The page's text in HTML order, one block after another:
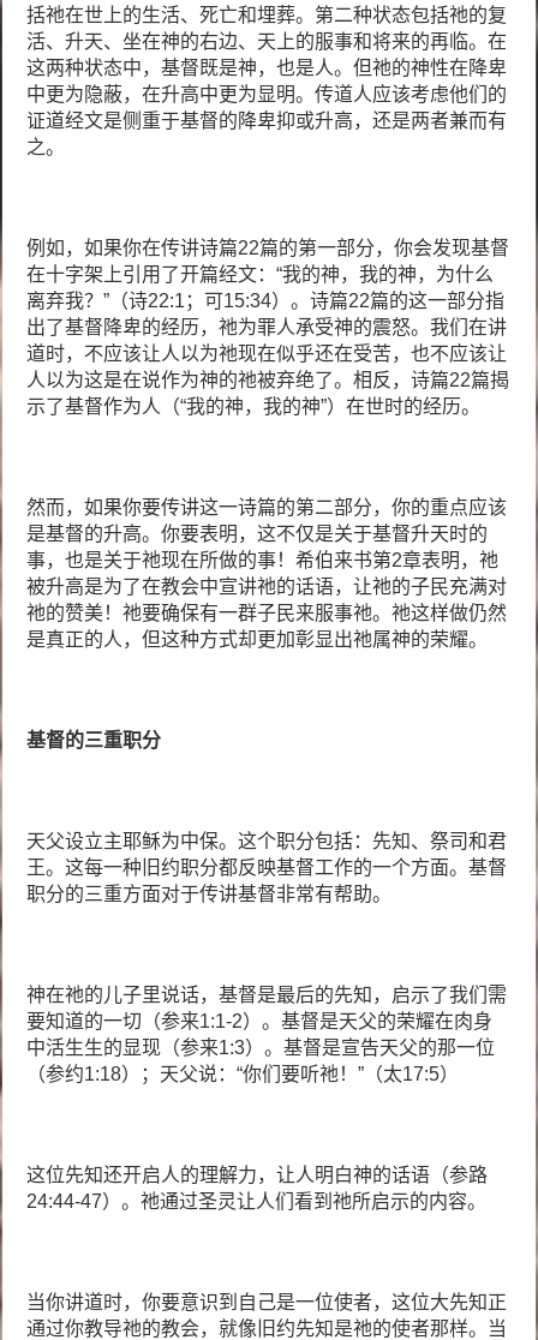
括祂在世上的生活、死亡和埋葬。第二种状态包括祂的复
活、升天、坐在神的右边、天上的服事和将来的再临。在
这两种状态中，基督既是神，也是人。但祂的神性在降卑
中更为隐蔽，在升高中更为显明。传道人应该考虑他们的
证道经文是侧重于基督的降卑抑或升高，还是两者兼而有
之。
例如，如果你在传讲诗篇22篇的第一部分，你会发现基督
在十字架上引用了开篇经文：“我的神，我的神，为什么
离弃我？”（诗22:1；可15:34）。诗篇22篇的这一部分指
出了基督降卑的经历，祂为罪人承受神的震怒。我们在讲
道时，不应该让人以为祂现在似乎还在受苦，也不应该让
人以为这是在说作为神的祂被弃绝了。相反，诗篇22篇揭
示了基督作为人（“我的神，我的神”）在世时的经历。
然而，如果你要传讲这一诗篇的第二部分，你的重点应该
是基督的升高。你要表明，这不仅是关于基督升天时的
事，也是关于祂现在所做的事！希伯来书第2章表明，祂
被升高是为了在教会中宣讲祂的话语，让祂的子民充满对
祂的赞美！祂要确保有一群子民来服事祂。祂这样做仍然
是真正的人，但这种方式却更加彰显出祂属神的荣耀。
基督的三重职分
天父设立主耶稣为中保。这个职分包括：先知、祭司和君
王。这每一种旧约职分都反映基督工作的一个方面。基督
职分的三重方面对于传讲基督非常有帮助。
神在祂的儿子里说话，基督是最后的先知，启示了我们需
要知道的一切（参来1:1-2）。基督是天父的荣耀在肉身
中活生生的显现（参来1:3）。基督是宣告天父的那一位
（参约1:18）；天父说：“你们要听祂！”（太17:5）
这位先知还开启人的理解力，让人明白神的话语（参路
24:44-47）。祂通过圣灵让人们看到祂所启示的内容。
当你讲道时，你要意识到自己是一位使者，这位大先知正
通过你教导祂的教会，就像旧约先知是祂的使者那样。当